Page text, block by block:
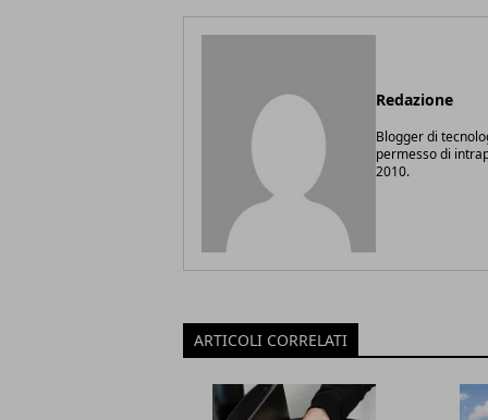
Redazione
Blogger di
permesso di
2010.
ARTICOLI CORRELATI